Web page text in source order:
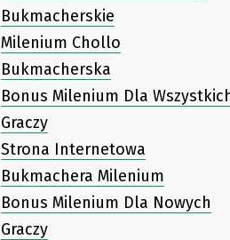
Bukmacherskie
Milenium Chollo
Bukmacherska
Bonus Milenium Dla
Graczy
Strona Internetowa
Bukmachera Milenium
Bonus Milenium Dla Nowych
Graczy